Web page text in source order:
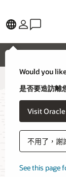
Would you
是否要造訪離
Visit
不用了，謝
See this page